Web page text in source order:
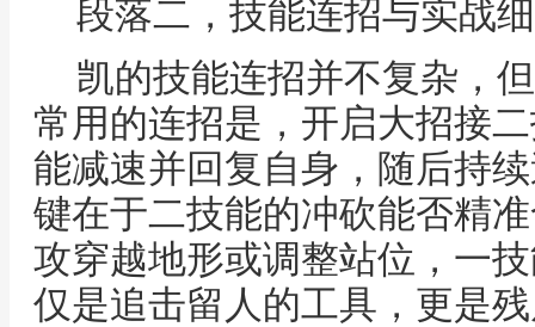
段落二，技能连招与实战
凯的技能连招并不复杂，
常用的连招是，开启大招接
能减速并回复自身，随后持
键在于二技能的冲砍能否精
攻穿越地形或调整站位，一
仅是追击留人的工具，更是